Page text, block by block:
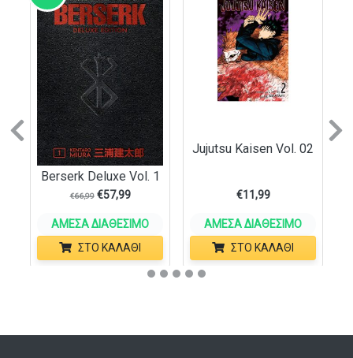
Berserk Deluxe Vol. 1
€66,99 €57,99
ΆΜΕΣΑ ΔΙΑΘΈΣΙΜΟ
ΣΤΟ ΚΑΛΆΘΙ
Jujutsu Kaisen Vol. 02
€11,99
ΆΜΕΣΑ ΔΙΑΘΈΣΙΜΟ
ΣΤΟ ΚΑΛΆΘΙ
Previous